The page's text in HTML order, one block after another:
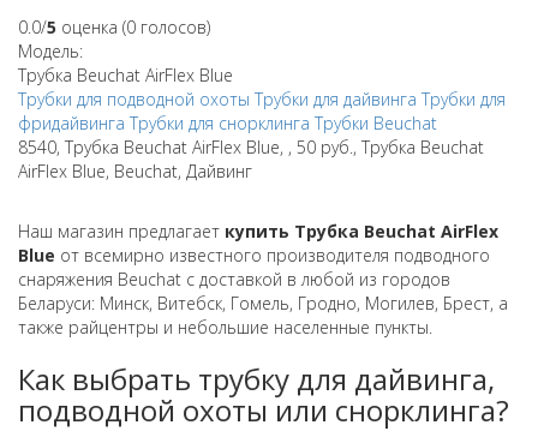
0.0/5 оценка (0 голосов)
Модель:
Трубка Beuchat AirFlex Blue
Трубки для подводной охоты Трубки для дайвинга Трубки для
фридайвинга Трубки для снорклинга Трубки Beuchat
8540, Трубка Beuchat AirFlex Blue, , 50 руб., Трубка Beuchat
AirFlex Blue, Beuchat, Дайвинг
Наш магазин предлагает купить Трубка Beuchat AirFlex
Blue от всемирно известного производителя подводного
снаряжения Beuchat с доставкой в любой из городов
Беларуси: Минск, Витебск, Гомель, Гродно, Могилев, Брест, а
также райцентры и небольшие населенные пункты.
Как выбрать трубку для дайвинга,
подводной охоты или снорклинга?